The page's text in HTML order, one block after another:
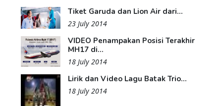
Tiket Garuda dan Lion Air dari...
23 July 2014
VIDEO Penampakan Posisi Terakhir
MH17 di...
18 July 2014
Lirik dan Video Lagu Batak Trio...
18 July 2014